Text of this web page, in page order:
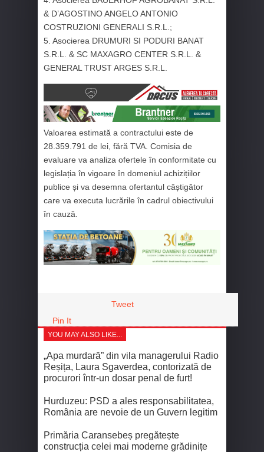
& D’AGOSTINO ANGELO ANTONIO
COSTRUZIONI GENERALI S.R.L.;
5. Asocierea DRUMURI SI PODURI BANAT
S.R.L. & SC MAXAGRO CENTER S.R.L. &
GENERAL TRUST ARGES S.R.L.
Valoarea estimată a contractului este de
28.359.791 de lei, fără TVA. Comisia de
evaluare va analiza ofertele în conformitate cu
legislația în vigoare în domeniul achizițiilor
publice și va desemna ofertantul câștigător
care va executa lucrările în cadrul obiectivului
în cauză.
Tweet
Pin It
YOU MAY ALSO LIKE...
„Apa murdară” din vila managerului Radio
Reșița, Laura Sgaverdea, contorizată de
procurori într-un dosar penal de furt!
Hurduzeu: PSD a ales responsabilitatea,
România are nevoie de un Guvern legitim
Primăria Caransebeș pregătește
construcția celei mai moderne grădinițe